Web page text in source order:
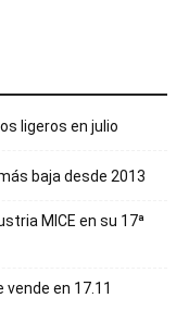
ligeros en julio
baja desde 2013
MICE en su 17ª
en 17.11